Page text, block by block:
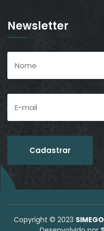
Newsletter
Copyright © 2023 SIMEGO